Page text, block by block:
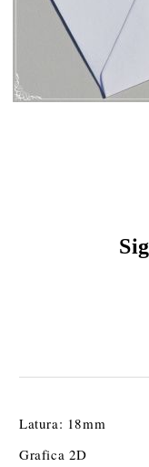
Latura: 18mm
Grafica 2D